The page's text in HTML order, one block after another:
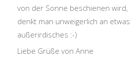
von der Sonne beschienen wird,
denkt man unweigerlich an etwas
außerirdisches :-)
Liebe Grüße von Anne